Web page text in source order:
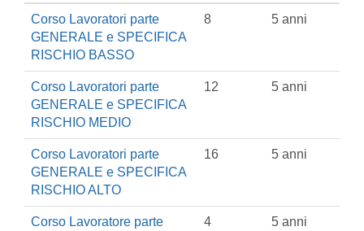
Corso Lavoratori parte
GENERALE e SPECIFICA
RISCHIO BASSO
8 5 anni
Corso Lavoratori parte
GENERALE e SPECIFICA
RISCHIO MEDIO
12 5 anni
Corso Lavoratori parte
GENERALE e SPECIFICA
RISCHIO ALTO
16 5 anni
Corso Lavoratore parte
4 5 anni